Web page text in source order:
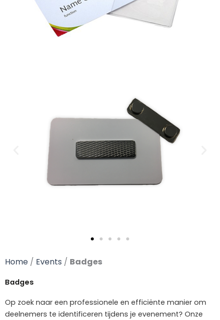
Home / Events / Badges
Badges
Op zoek naar een professionele en efficiënte manier om
deelnemers te identificeren tijdens je evenement? Onze